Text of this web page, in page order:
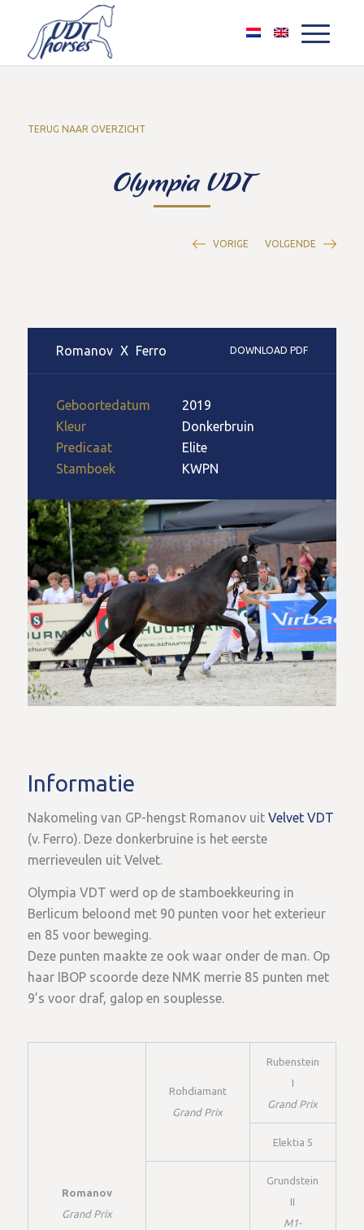
TERUG NAAR OVERZICHT
Olympia VDT
VORIGE VOLGENDE
Romanov X Ferro DOWNLOAD PDF
Geboortedatum
2019
Kleur
Donkerbruin
Predicaat
Elite
Stamboek
KWPN
Next
Informatie
Nakomeling van GP-hengst Romanov uit Velvet VDT
(v. Ferro). Deze donkerbruine is het eerste
merrieveulen uit Velvet.
Olympia VDT werd op de stamboekkeuring in
Berlicum beloond met 90 punten voor het exterieur
en 85 voor beweging.
Deze punten maakte ze ook waar onder de man. Op
haar IBOP scoorde deze NMK merrie 85 punten met
9’s voor draf, galop en souplesse.
Romanov
Grand Prix
Rohdiamant
Grand Prix
Rubenstein
I
Grand Prix
Elektia 5
Grundstein
II
M1-